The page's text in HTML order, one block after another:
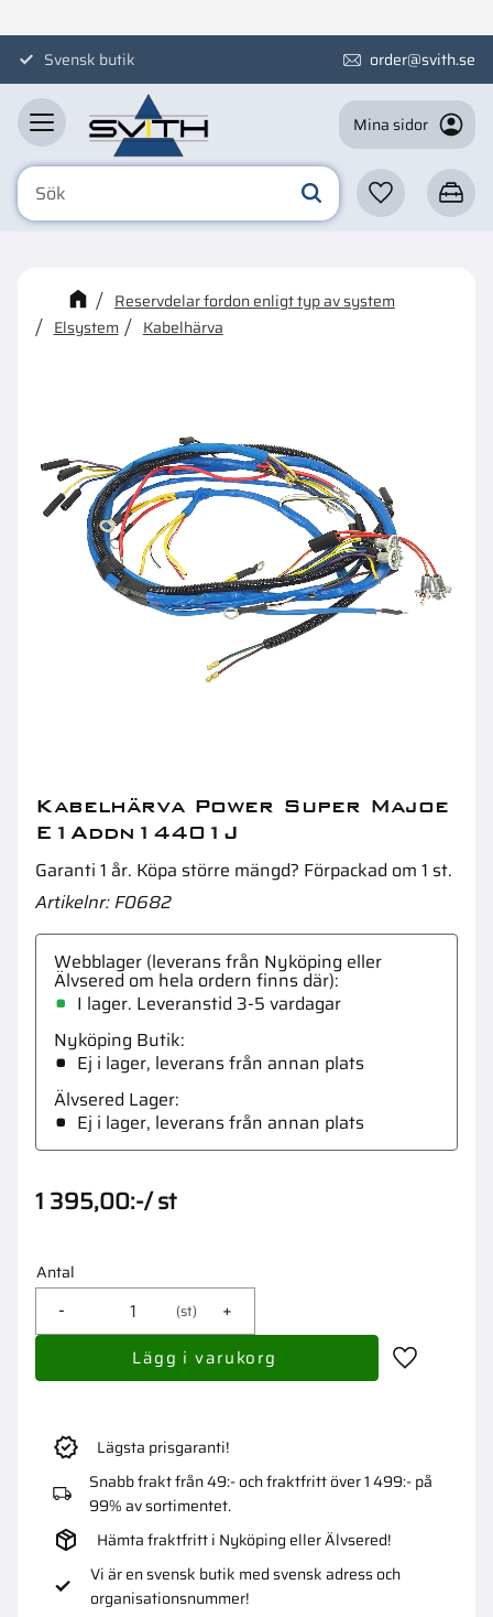
MenySvensk butik order@svith.se
Mina sidor
Favoriter
Kanske någon av dessa
produkter kan intressera dig?
Ringsprint 8Mm
Reservdelar fordon enligt typ av system
Elsystem
Kabelhärva
Kabelhärva Power Super Majoe
E1Addn14401J
Garanti 1 år. Köpa större mängd? Förpackad om 1 st.
Artikelnr F0682
1 395,00:-/st
Antal
st +
-
Lägg till i
Lägsta prisgaranti!
Snabb frakt från 49:- och fraktfritt över 1 499:- på
99% av sortimentet.
Hämta fraktfritt i Nyköping eller Älvsered!
Vi är en svensk butik med svensk adress och
organisationsnummer!
Webblager (leverans från Nyköping eller
Älvsered om hela ordern finns där)
I lager. Leveranstid 3-5 vardagar
Nyköping Butik
Ej i lager, leverans från annan plats
Älvsered Lager
Ej i lager, leverans från annan plats